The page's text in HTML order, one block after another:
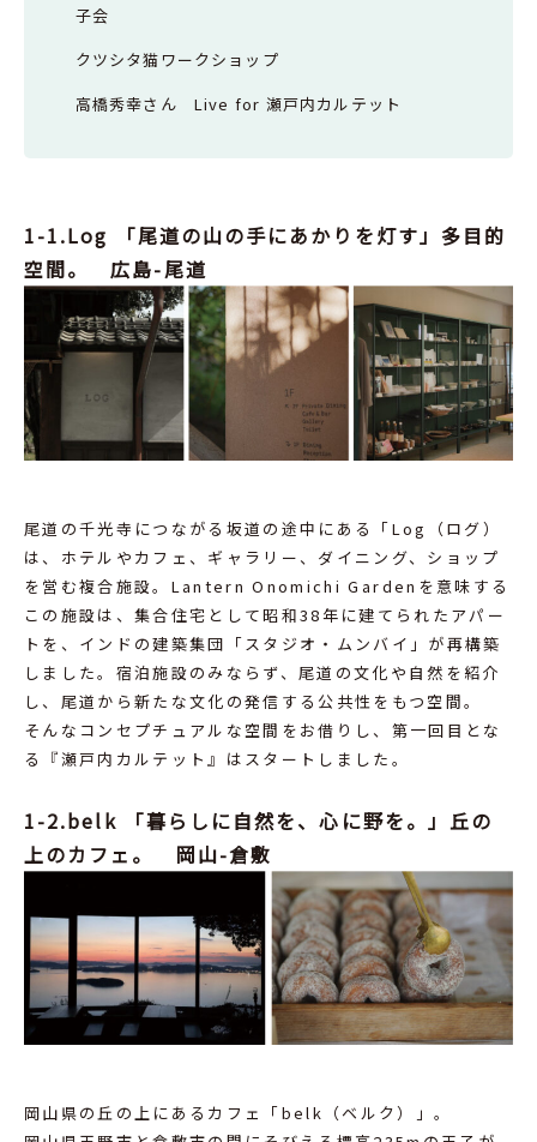
子会
クツシタ猫ワークショップ
高橋秀幸さん Live for 瀬戸内カルテット
1-1.Log 「尾道の山の手にあかりを灯す」多目的
空間。 広島-尾道
尾道の千光寺につながる坂道の途中にある「Log（ログ）
は、ホテルやカフェ、ギャラリー、ダイニング、ショップ
を営む複合施設。Lantern Onomichi Gardenを意味する
この施設は、集合住宅として昭和38年に建てられたアパー
トを、インドの建築集団「スタジオ・ムンバイ」が再構築
しました。宿泊施設のみならず、尾道の文化や自然を紹介
し、尾道から新たな文化の発信する公共性をもつ空間。
そんなコンセプチュアルな空間をお借りし、第一回目とな
る『瀬戸内カルテット』はスタートしました。
1-2.belk 「暮らしに自然を、心に野を。」丘の
上のカフェ。 岡山-倉敷
岡山県の丘の上にあるカフェ「belk（ベルク）」。